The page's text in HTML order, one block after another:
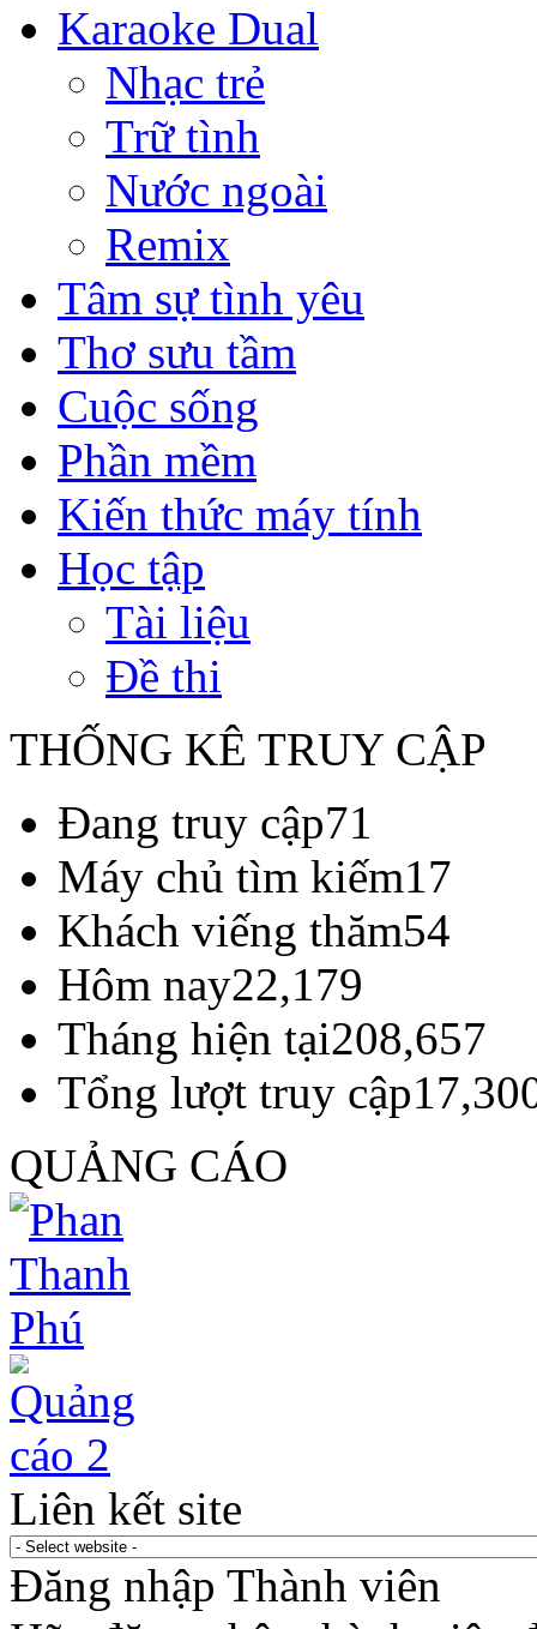
Karaoke Dual
Nhạc trẻ
Trữ tình
Nước ngoài
Remix
Tâm sự tình yêu
Thơ sưu tầm
Cuộc sống
Phần mềm
Kiến thức máy tính
Học tập
Tài liệu
Đề thi
THỐNG KÊ TRUY CẬP
Đang truy cập71
Máy chủ tìm kiếm17
Khách viếng thăm54
Hôm nay22,179
Tháng hiện tại208,657
Tổng lượt truy cập
QUẢNG CÁO
Liên kết site
Đăng nhập Thành viên